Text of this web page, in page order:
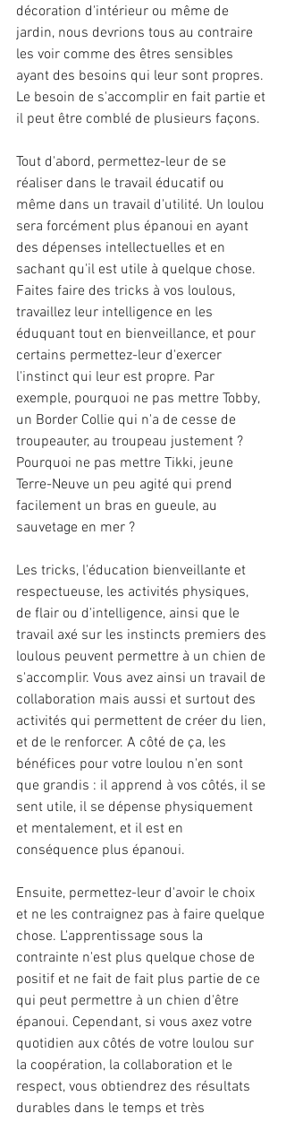
décoration d'intérieur ou même de
jardin, nous devrions tous au contraire
les voir comme des êtres sensibles
ayant des besoins qui leur sont propres.
Le besoin de s'accomplir en fait partie et
il peut être comblé de plusieurs façons.
Tout d'abord, permettez-leur de se
réaliser dans le travail éducatif ou
même dans un travail d'utilité. Un loulou
sera forcément plus épanoui en ayant
des dépenses intellectuelles et en
sachant qu'il est utile à quelque chose.
Faites faire des tricks à vos loulous,
travaillez leur intelligence en les
éduquant tout en bienveillance, et pour
certains permettez-leur d'exercer
l'instinct qui leur est propre. Par
exemple, pourquoi ne pas mettre Tobby,
un Border Collie qui n'a de cesse de
troupeauter, au troupeau justement ?
Pourquoi ne pas mettre Tikki, jeune
Terre-Neuve un peu agité qui prend
facilement un bras en gueule, au
sauvetage en mer ?
Les tricks, l'éducation bienveillante et
respectueuse, les activités physiques,
de flair ou d'intelligence, ainsi que le
travail axé sur les instincts premiers des
loulous peuvent permettre à un chien de
s'accomplir. Vous avez ainsi un travail de
collaboration mais aussi et surtout des
activités qui permettent de créer du lien,
et de le renforcer. A côté de ça, les
bénéfices pour votre loulou n'en sont
que grandis : il apprend à vos côtés, il se
sent utile, il se dépense physiquement
et mentalement, et il est en
conséquence plus épanoui.
Ensuite, permettez-leur d'avoir le choix
et ne les contraignez pas à faire quelque
chose. L'apprentissage sous la
contrainte n'est plus quelque chose de
positif et ne fait de fait plus partie de ce
qui peut permettre à un chien d'être
épanoui. Cependant, si vous axez votre
quotidien aux côtés de votre loulou sur
la coopération, la collaboration et le
respect, vous obtiendrez des résultats
durables dans le temps et très